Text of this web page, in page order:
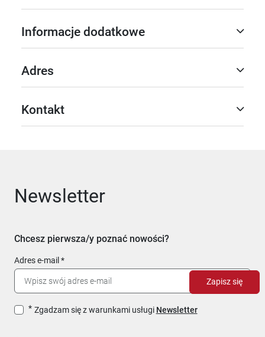
Informacje dodatkowe
Adres
Kontakt
Newsletter
Chcesz pierwsza/y poznać nowości?
Adres e-mail
Zgadzam się z warunkami usługi Newsletter
Zapisz się